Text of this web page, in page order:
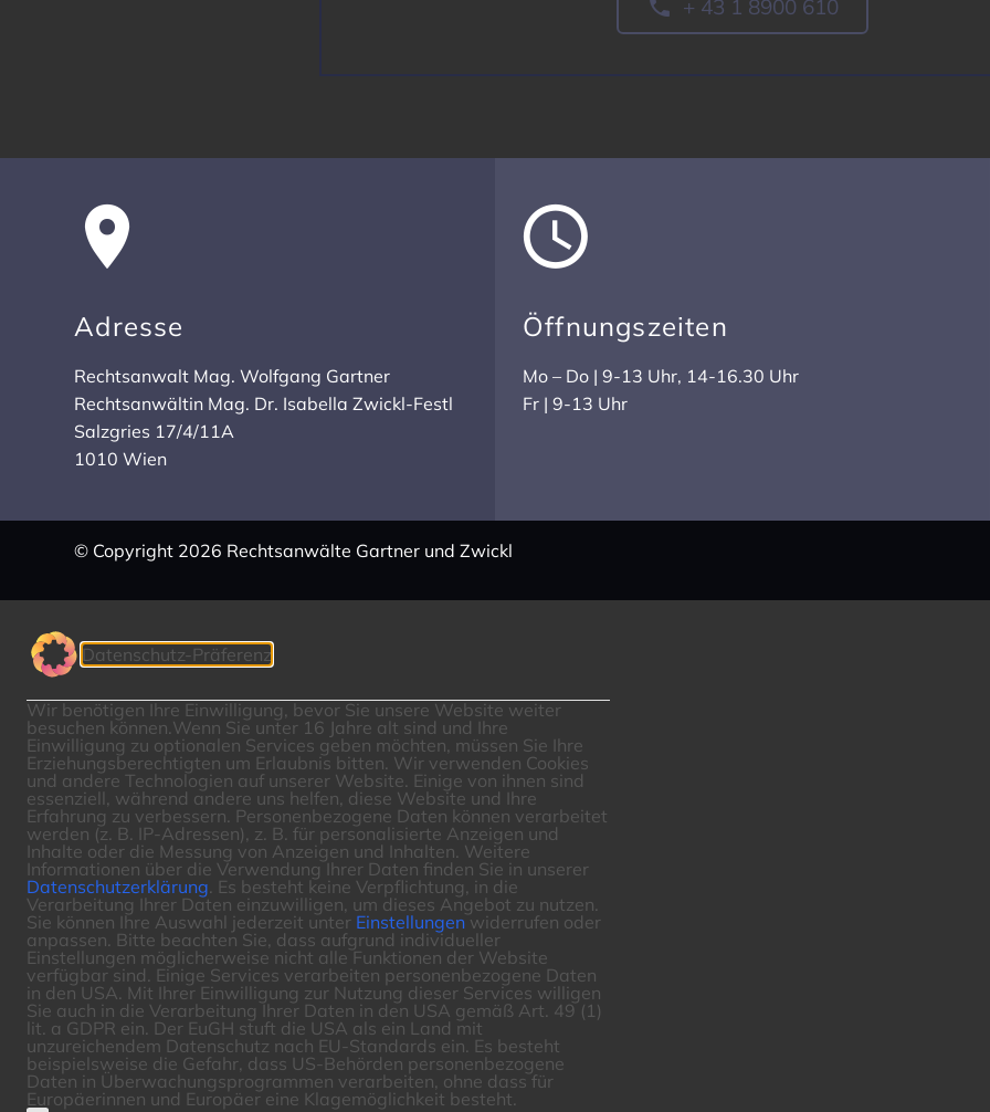
 + 43 1 8900 610
Adresse
Rechts­an­walt Mag. Wolf­gang Gartner
Rechts­an­wältin Mag. Dr. Isabella Zwickl-Festl
Salz­gries 17/4/11A
1010 Wien
Öffnungs­zeiten
Mo – Do | 9-13 Uhr, 14-16.30 Uhr
Fr | 9-13 Uhr
© Copy­right 2026 Rechts­an­wälte Gartner und Zwickl
Datenschutz-Präferenz
Wir benötigen Ihre Einwilligung, bevor Sie unsere Website weiter
besuchen können.Wenn Sie unter 16 Jahre alt sind und Ihre
Einwilligung zu optionalen Services geben möchten, müssen Sie Ihre
Erziehungsberechtigten um Erlaubnis bitten. Wir verwenden Cookies
und andere Technologien auf unserer Website. Einige von ihnen sind
essenziell, während andere uns helfen, diese Website und Ihre
Erfahrung zu verbessern. Personenbezogene Daten können verarbeitet
werden (z. B. IP-Adressen), z. B. für personalisierte Anzeigen und
Inhalte oder die Messung von Anzeigen und Inhalten. Weitere
Informationen über die Verwendung Ihrer Daten finden Sie in unserer
Datenschutzerklärung. Es besteht keine Verpflichtung, in die
Verarbeitung Ihrer Daten einzuwilligen, um dieses Angebot zu nutzen.
Sie können Ihre Auswahl jederzeit unter Einstellungen widerrufen oder
anpassen. Bitte beachten Sie, dass aufgrund individueller
Einstellungen möglicherweise nicht alle Funktionen der Website
verfügbar sind. Einige Services verarbeiten personenbezogene Daten
in den USA. Mit Ihrer Einwilligung zur Nutzung dieser Services willigen
Sie auch in die Verarbeitung Ihrer Daten in den USA gemäß Art. 49 (1)
lit. a GDPR ein. Der EuGH stuft die USA als ein Land mit
unzureichendem Datenschutz nach EU-Standards ein. Es besteht
beispielsweise die Gefahr, dass US-Behörden personenbezogene
Daten in Überwachungsprogrammen verarbeiten, ohne dass für
Europäerinnen und Europäer eine Klagemöglichkeit besteht.